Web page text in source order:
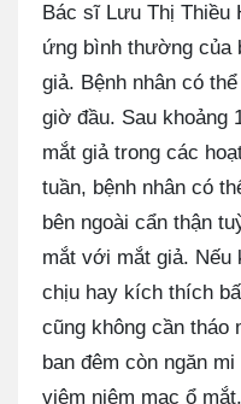
Bác sĩ Lưu Thị Thiều
ứng bình thường của
giả. Bệnh nhân có
giờ đầu. Sau khoảng
mắt giả trong các
tuần, bệnh nhân có
bên ngoài cẩn thận
mắt với mắt giả. Nếu
chịu hay kích thích
cũng không cần tháo
ban đêm còn ngăn
viêm niêm mạc ổ mắt.